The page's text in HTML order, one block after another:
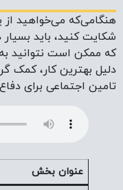
هنگامی‌که می‌خواهید از
شکایت کنید، باید
که ممکن است نتوانید
دلیل بهترین کار، کمک
تامین اجتماعی برای
عنوان بخش